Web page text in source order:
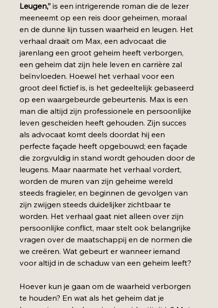
Leugen,” is een intrigerende roman die de lezer
meeneemt op een reis door geheimen, moraal
en de dunne lijn tussen waarheid en leugen. Het
verhaal draait om Max, een advocaat die
jarenlang een groot geheim heeft verborgen,
een geheim dat zijn hele leven en carrière zal
beïnvloeden. Hoewel het verhaal voor een
groot deel fictief is, is het gedeeltelijk gebaseerd
op een waargebeurde gebeurtenis. Max is een
man die altijd zijn professionele en persoonlijke
leven gescheiden heeft gehouden. Zijn succes
als advocaat komt deels doordat hij een
perfecte façade heeft opgebouwd; een façade
die zorgvuldig in stand wordt gehouden door de
leugens. Maar naarmate het verhaal vordert,
worden de muren van zijn geheime wereld
steeds fragieler, en beginnen de gevolgen van
zijn zwijgen steeds duidelijker zichtbaar te
worden. Het verhaal gaat niet alleen over zijn
persoonlijke conflict, maar stelt ook belangrijke
vragen over de maatschappij en de normen die
we creëren. Wat gebeurt er wanneer iemand
voor altijd in de schaduw van een geheim leeft?
Hoever kun je gaan om de waarheid verborgen
te houden? En wat als het geheim dat je